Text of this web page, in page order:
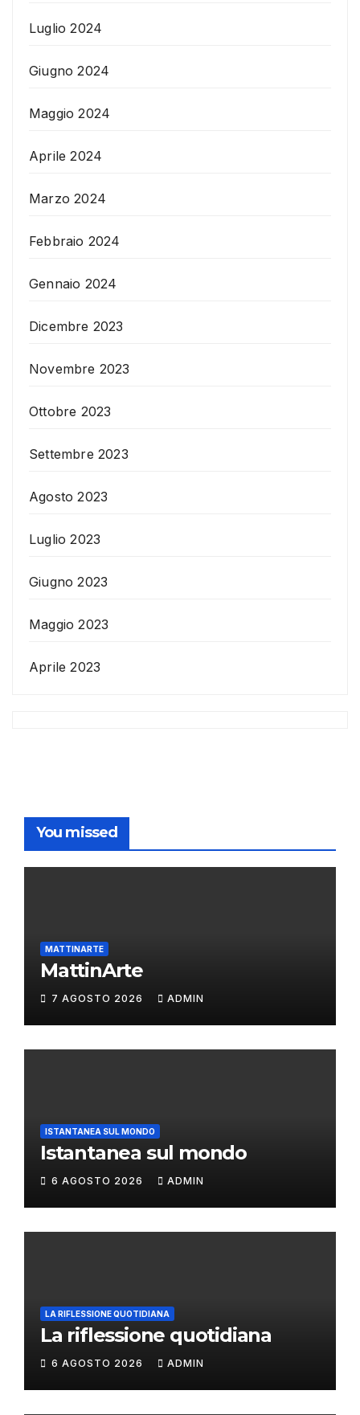
Luglio 2024
Giugno 2024
Maggio 2024
Aprile 2024
Marzo 2024
Febbraio 2024
Gennaio 2024
Dicembre 2023
Novembre 2023
Ottobre 2023
Settembre 2023
Agosto 2023
Luglio 2023
Giugno 2023
Maggio 2023
Aprile 2023
You missed
MATTINARTE
MattinArte
7 AGOSTO 2026 ADMIN
ISTANTANEA SUL MONDO
Istantanea sul mondo
6 AGOSTO 2026 ADMIN
LA RIFLESSIONE QUOTIDIANA
La riflessione quotidiana
6 AGOSTO 2026 ADMIN